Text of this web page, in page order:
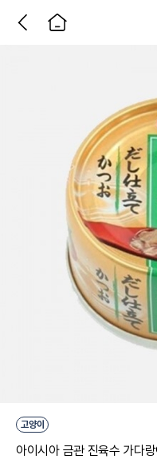
고양이
아이시아 금관 진육수 가다